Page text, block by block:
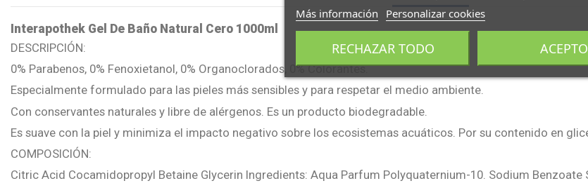
Interapothek Gel De Baño Natural Cero 1000ml
DESCRIPCIÓN:
0% Parabenos, 0% Fenoxietanol, 0% Organoclorados, 0% Colorantes.
Especialmente formulado para las pieles más sensibles y para respetar el medio ambiente.
Con conservantes naturales y libre de alérgenos. Es un producto biodegradable.
Es suave con la piel y minimiza el impacto negativo sobre los ecosistemas acuáticos. Por su contenido en
COMPOSICIÓN:
Citric Acid Cocamidopropyl Betaine Glycerin Ingredients: Aqua Parfum Polyquaternium-10. Sodium
Más información Personalizar cookies
RECHAZAR TODO ACEPTO